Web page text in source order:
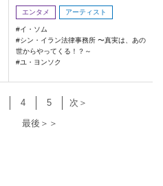
エンタメ アーティスト
イ・ソム
シン・イラン法律事務所 〜真実は、あの
世からやってくる！？～
ユ・ヨンソク
4 5
次＞
最後＞＞